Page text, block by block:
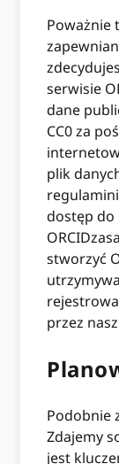
Poważnie
serwisie
dane
CC0 za
plik
dostęp do
stworzyć
przez
Podobnie
Zdajemy
jest